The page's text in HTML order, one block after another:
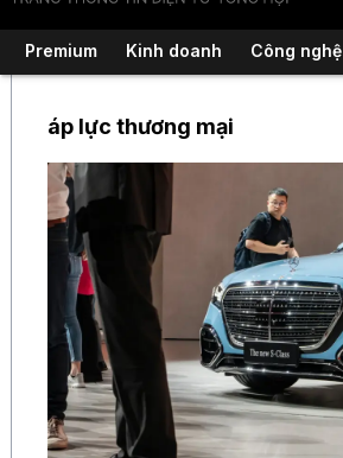
Premium Kinh doanh Công nghệ
áp lực thương mại